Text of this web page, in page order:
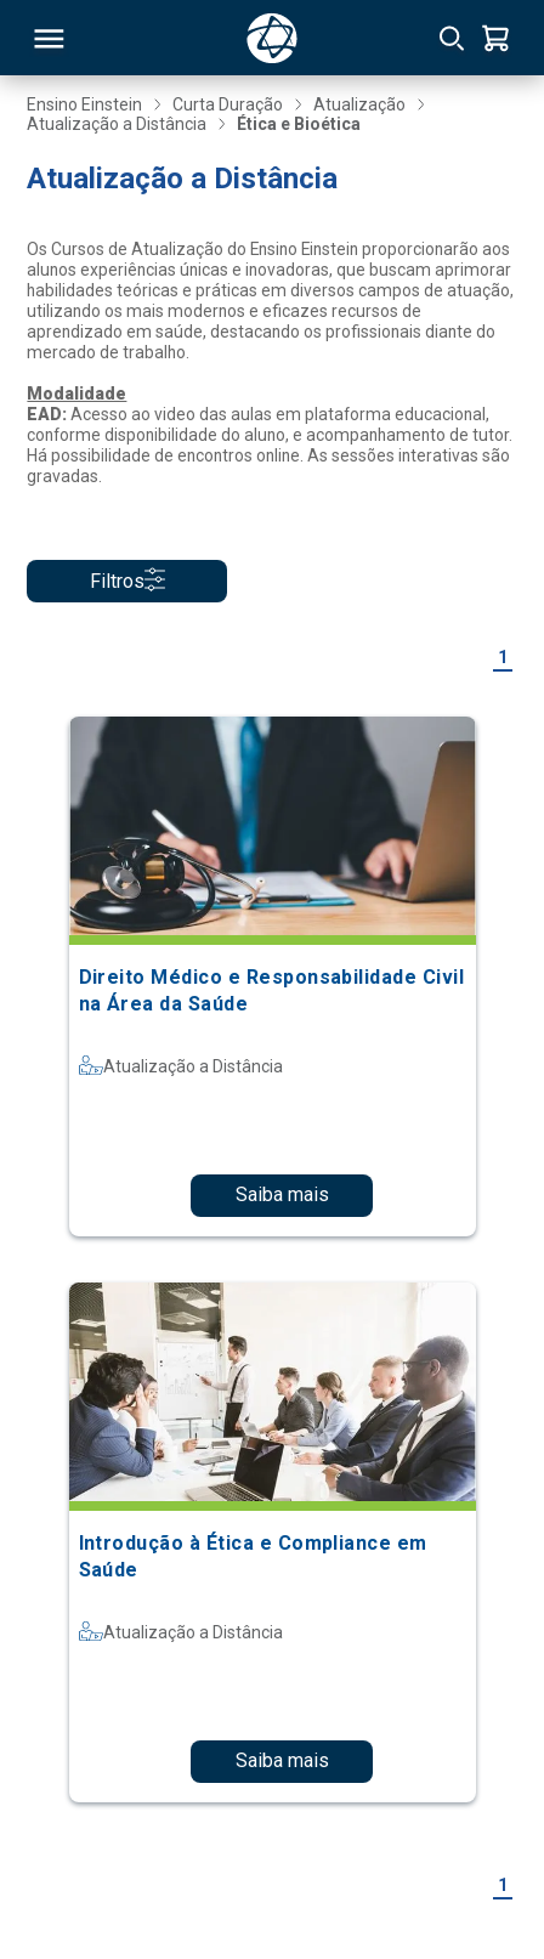
Ensino Einstein Curta Duração
Atualização
Atualização a Distância
Ética e Bioética
Atualização a Distância
Os Cursos de Atualização do Ensino Einstein proporcionarão aos
alunos experiências únicas e inovadoras, que buscam aprimorar
habilidades teóricas e práticas em diversos campos de atuação,
utilizando os mais modernos e eficazes recursos de
aprendizado em saúde, destacando os profissionais diante do
mercado de trabalho.
Modalidade
EAD:Acesso ao video das aulas em plataforma educacional,
conforme disponibilidade do aluno, e acompanhamento de tutor.
Há possibilidade de encontros online. As sessões interativas são
gravadas.
Filtros
1
Direito Médico e Responsabilidade Civil
na Área da Saúde
Atualização a Distância
Saiba mais
Introdução à Ética e Compliance em
Saúde
Atualização a Distância
Saiba mais
1